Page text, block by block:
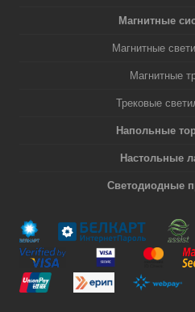
Магнитные
Магнитные
Магнитные
Трековые
Напольные
Настольные
Светодиодные